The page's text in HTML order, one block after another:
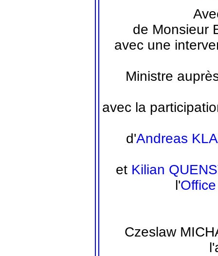
de Monsieur
avec une
Ministre
avec la
d'Andreas
et Kilian
l'
Czeslaw